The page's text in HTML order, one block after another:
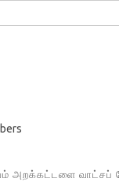
அறக்கட்டளை வாட்சப்